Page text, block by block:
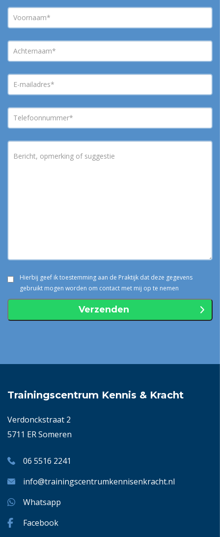
Hierbij geef ik toestemming aan de Praktijk dat deze gegevens
gebruikt mogen worden om contact met mij op te nemen
Trainingscentrum Kennis & Kracht
Verdonckstraat 2
5711 ER Someren
06 5516 2241
info@trainingscentrumkennisenkracht.nl
Whatsapp
Facebook